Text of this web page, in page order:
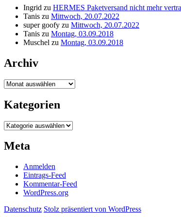
Ingrid zu HERMES Paketversand nicht mehr
Tanis zu Mittwoch, 20.07.2022
super goofy zu Mittwoch, 20.07.2022
Tanis zu Montag, 03.09.2018
Muschel zu Montag, 03.09.2018
Archiv
Archiv
Kategorien
Kategorien
Meta
Anmelden
Eintrags-Feed
Kommentar-Feed
WordPress.org
Datenschutz Stolz präsentiert von WordPress